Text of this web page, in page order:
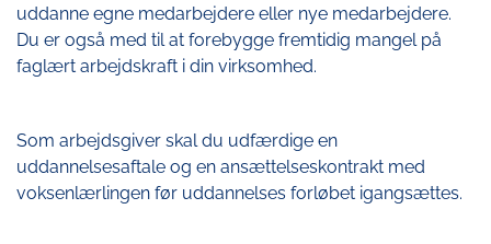
uddanne egne medarbejdere eller nye medarbejdere.
Du er også med til at forebygge fremtidig mangel på
faglært arbejdskraft i din virksomhed.
Som arbejdsgiver skal du udfærdige en
uddannelsesaftale og en ansættelseskontrakt med
voksenlærlingen før uddannelses forløbet igangsættes.